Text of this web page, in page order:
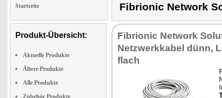
Startseite
Produkt-Übersicht:
Aktuelle Produkte
Ältere Produkte
Alle Produkte
Zubehör Produkte
Fibrionic Network
Fibrionic Network
Netzwerkkabel dünn,
flach